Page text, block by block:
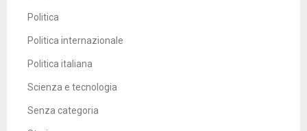
Politica
Politica internazionale
Politica italiana
Scienza e tecnologia
Senza categoria